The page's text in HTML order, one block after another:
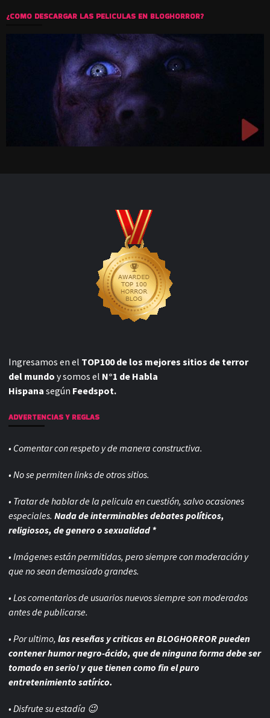
¿COMO DESCARGAR LAS PELICULAS EN BLOGHORROR?
Ingresamos en el TOP100 de los mejores sitios de terror
del mundo y somos el N°1 de Habla
Hispana según Feedspot.
ADVERTENCIAS Y REGLAS
• Comentar con respeto y de manera constructiva.
• No se permiten links de otros sitios.
• Tratar de hablar de la pelicula en cuestión, salvo ocasiones
especiales. Nada de interminables debates políticos,
religiosos, de genero o sexualidad *
• Imágenes están permitidas, pero siempre conmoderación y
que no sean demasiado grandes.
• Los comentarios de usuarios nuevos siempre son moderados
antes de publicarse.
• Por ultimo, las reseñas y criticas en BLOGHORROR pueden
contener humor negro-ácido, que de ninguna forma debe ser
tomado en serio! y que tienen como fin el puro
entretenimiento satírico.
• Disfrute su estadía 😉